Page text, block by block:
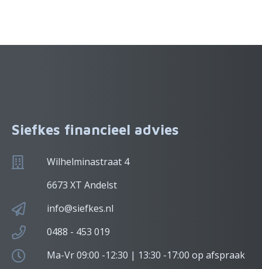
Siefkes financieel advies
Wilhelminastraat 4
6673 XT Andelst
info@siefkes.nl
0488 - 453 019
Ma-Vr 09:00 -12:30 | 13:30 -17:00 op afspraak